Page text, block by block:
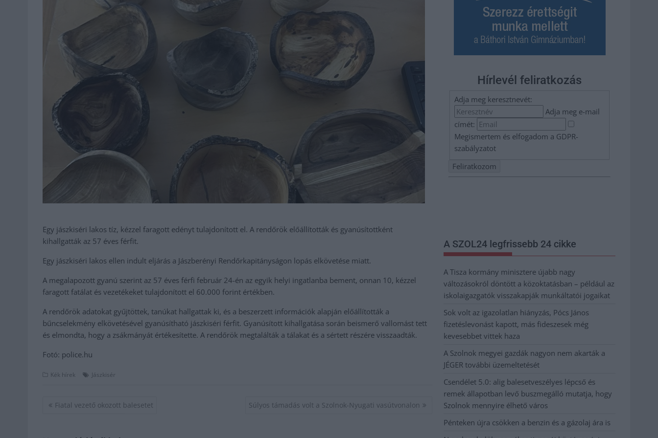
Egy jászkiséri lakos tíz, kézzel faragott edényt tulajdonított el. A rendőrök előállították és gyanúsítottként
kihallgatták az 57 éves férfit.
Egy jászkiséri lakos ellen indult eljárás a Jászberényi Rendőrkapitányságon lopás elkövetése miatt.
A megalapozott gyanú szerint az 57 éves férfi február 24-én az egyik helyi ingatlanba bement, onnan 10, kézzel
faragott fatálat és vezetékeket tulajdonított el 60.000 forint értékben.
A rendőrök adatokat gyűjtöttek, tanúkat hallgattak ki, és a beszerzett információk alapján előállították a
bűncselekmény elkövetésével gyanúsítható jászkiséri férfit. Gyanúsított kihallgatása során beismerő vallomást tett
és elmondta, hogy a zsákmányát értékesítette. A rendőrök megtalálták a tálakat és a sértett részére visszaadták.
Fotó: police.hu
Kék hírek Jászkisér
Bejegyzés
Fiatal vezető okozott balesetet Súlyos támadás volt a Szolnok-Nyugati vasútvonalon
Hírlevél feliratkozás
Adja meg keresztnevét:
Adja meg e-mail
címét:
Megismertem és elfogadom a GDPR-
szabályzatot
A SZOL24 legfrissebb 24 cikke
A Tisza kormány minisztere újabb nagy
változásokról döntött a közoktatásban – például az
iskolaigazgatók visszakapják munkáltatói jogaikat
Sok volt az igazolatlan hiányzás, Pócs János
fizetéslevonást kapott, más fideszesek még
kevesebbet vittek haza
A Szolnok megyei gazdák nagyon nem akarták a
JÉGER további üzemeltetését
Csendélet 5.0: alig balesetveszélyes lépcső és
remek állapotban levő buszmegálló mutatja, hogy
Szolnok mennyire élhető város
Pénteken újra csökken a benzin és a gázolaj ára is